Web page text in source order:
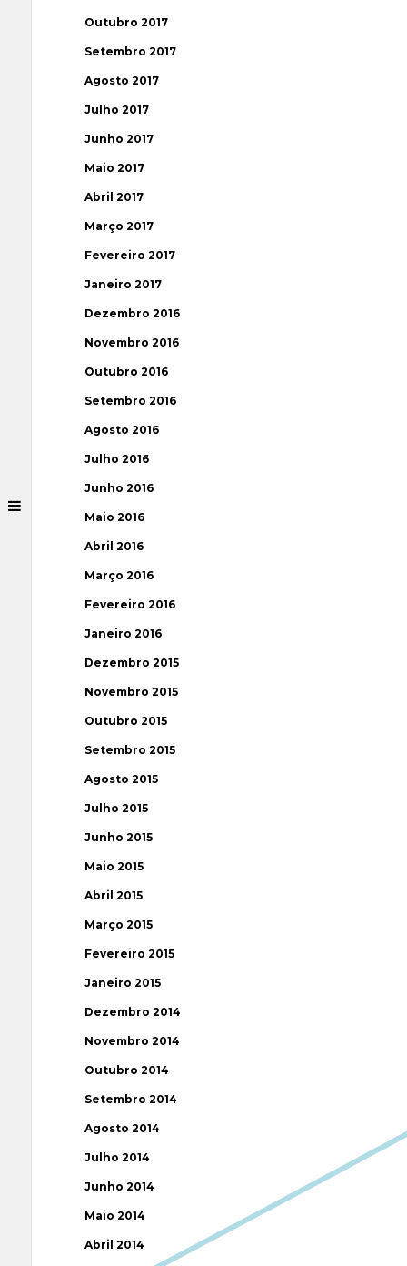
Outubro 2017
Setembro 2017
Agosto 2017
Julho 2017
Junho 2017
Maio 2017
Abril 2017
Março 2017
Fevereiro 2017
Janeiro 2017
Dezembro 2016
Novembro 2016
Outubro 2016
Setembro 2016
Agosto 2016
Julho 2016
Junho 2016
Maio 2016
Abril 2016
Março 2016
Fevereiro 2016
Janeiro 2016
Dezembro 2015
Novembro 2015
Outubro 2015
Setembro 2015
Agosto 2015
Julho 2015
Junho 2015
Maio 2015
Abril 2015
Março 2015
Fevereiro 2015
Janeiro 2015
Dezembro 2014
Novembro 2014
Outubro 2014
Setembro 2014
Agosto 2014
Julho 2014
Junho 2014
Maio 2014
Abril 2014